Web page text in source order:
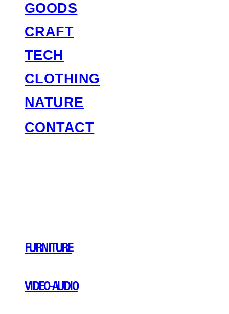
GOODS
CRAFT
TECH
CLOTHING
NATURE
CONTACT
FURNITURE
VIDEO-AUDIO